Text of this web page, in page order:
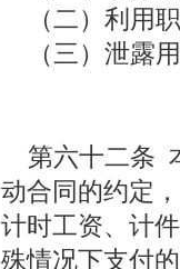
（二）利用
（三）泄露
第六十二条
动合同的约定
计时工资、计
殊情况下支付